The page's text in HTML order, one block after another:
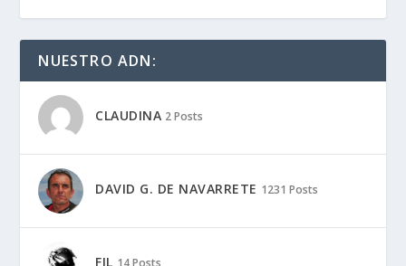
NUESTRO ADN:
CLAUDINA 2 Posts
DAVID G. DE NAVARRETE 1231 Posts
FIL